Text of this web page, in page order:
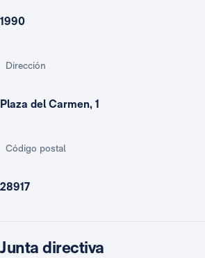
1990
Dirección
Plaza del Carmen, 1
Código postal
28917
Junta directiva